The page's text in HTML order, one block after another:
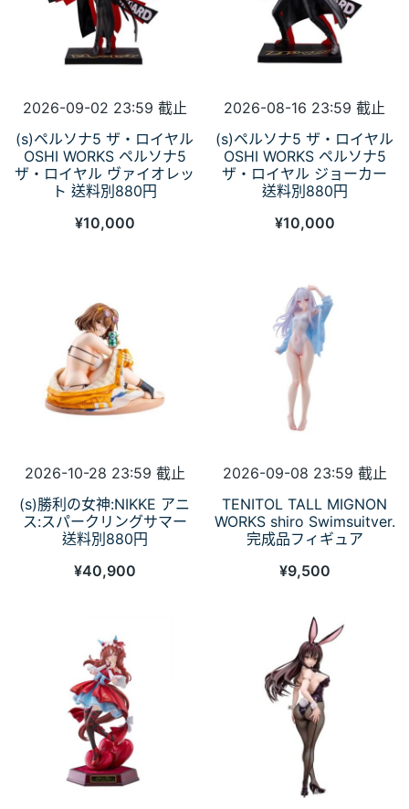
2026-09-02 23:59 截止
(s)ペルソナ5 ザ・ロイヤル
OSHI WORKS ペルソナ5
ザ・ロイヤル ヴァイオレッ
ト 送料別880円
¥10,000
2026-08-16 23:59 截止
(s)ペルソナ5 ザ・ロイヤル
OSHI WORKS ペルソナ5
ザ・ロイヤル ジョーカー
送料別880円
¥10,000
2026-10-28 23:59 截止
(s)勝利の女神:NIKKE アニ
ス:スパークリングサマー
送料別880円
¥40,900
2026-09-08 23:59 截止
TENITOL TALL MIGNON
WORKS shiro Swimsuitver.
完成品フィギュア
¥9,500